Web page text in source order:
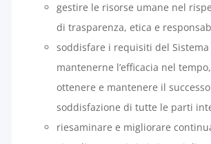
gestire le risorse umane nel
di trasparenza, etica e
soddisfare i requisiti del Sistema
mantenerne l’efficacia nel
ottenere e mantenere il
soddisfazione di tutte le parti
riesaminare e migliorare